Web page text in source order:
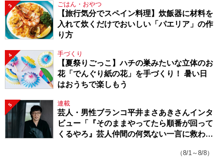
3 ごはん・おやつ
【旅行気分でスペイン料理】炊飯器に材料を
入れて炊くだけでおいしい「パエリア」の作
り方
4 手づくり
【夏祭りごっこ】ハチの巣みたいな立体のお
花「でんぐり紙の花」を手づくり！ 暑い日
はおうちで楽しもう
5 連載
芸人・男性ブランコ平井まさあきさんインタ
ビュー「『そのままやってたら順番が回って
くるやろ』芸人仲間の何気ない一言に救われ
（8/1～8/8）